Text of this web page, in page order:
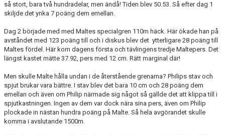
så stort, bara två hundradelar, men ändå! Tiden blev 50.53. Så efter dag 1
skiljde det ynka 7 poäng dem emellan.
Dag 2 började med med Maltes specialgren 110m häck. Här ökade han på
avståndet med 123 poäng till och i diskus blev det ytterligare 28 poäng till
Maltes fördel. Här kom dagens första och tävlingens tredje Maltepers. Det
längst kastet mätte 37.92, pers med 12 cm. Rätt marginal där!
Men skulle Malte hålla undan i de återstående grenarna? Philips stav och
spjut brukar vara bättre. I stav blev det bara 10 cm och 28 poäng dem
emellan och även om Philip närmade sig något så gällde det att klippa till i
spjutkastningen. Ingen av dem var dock nära sina pers, även om Philip
plockade in nästan hundra poäng på Malte. Så hela avgörandet skulle
komma i avslutande 1500m.